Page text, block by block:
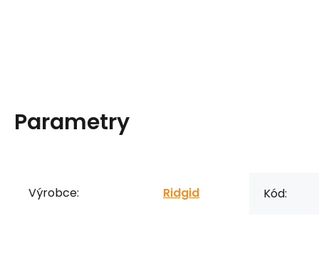
Parametry
Výrobce: Ridgid Kód: